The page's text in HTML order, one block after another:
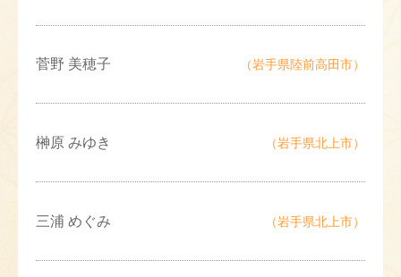
菅野 美穂子 （岩手県陸前高田市）
榊原 みゆき （岩手県北上市）
三浦 めぐみ （岩手県北上市）